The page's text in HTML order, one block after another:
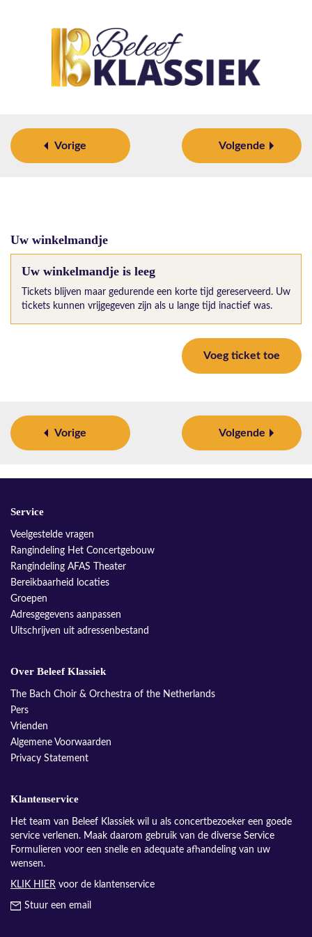
Vorige Volgende
Uw winkelmandje
Uw winkelmandje is leeg
Tickets blijven maar gedurende een korte tijd gereserveerd. Uw
tickets kunnen vrijgegeven zijn als u lange tijd inactief was.
Voeg ticket toe
Vorige Volgende
Service
Veelgestelde vragen
Rangindeling Het Concertgebouw
Rangindeling AFAS Theater
Bereikbaarheid locaties
Groepen
Adresgegevens aanpassen
Uitschrijven uit adressenbestand
Over Beleef Klassiek
The Bach Choir & Orchestra of the Netherlands
Pers
Vrienden
Algemene Voorwaarden
Privacy Statement
Klantenservice
Het team van Beleef Klassiek wil u als concertbezoeker een goede
service verlenen. Maak daarom gebruik van de diverse Service
Formulieren voor een snelle en adequate afhandeling van uw
wensen.
KLIK HIER voor de klantenservice
Stuur een email